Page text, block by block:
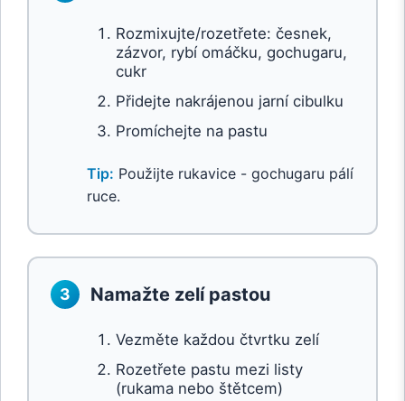
Rozmixujte/rozetřete: česnek,
zázvor, rybí omáčku, gochugaru,
cukr
Přidejte nakrájenou jarní cibulku
Promíchejte na pastu
Tip: Použijte rukavice - gochugaru pálí
ruce.
3 Namažte zelí pastou
Vezměte každou čtvrtku zelí
Rozetřete pastu mezi listy
(rukama nebo štětcem)